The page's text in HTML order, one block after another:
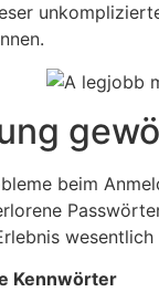
beim
wesentlich
Kennwörter